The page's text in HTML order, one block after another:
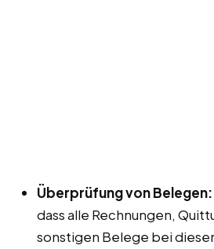
Überprüfung von Belegen:
dass alle Rechnungen,
sonstigen Belege bei